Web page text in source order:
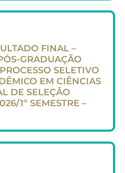
FINAL –
GRADUAÇÃO
SELETIVO
EM CIÊNCIAS
DE SELEÇÃO
1º SEMESTRE –